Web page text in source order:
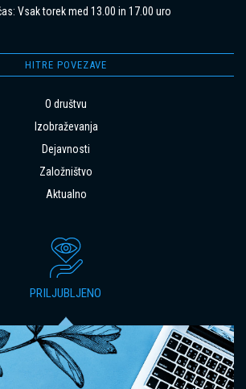
Vsak torek med 13.00 in 17.00 uro
HITRE POVEZAVE
O društvu
Izobraževanja
Dejavnosti
Založništvo
Aktualno
PRILJUBLJENO